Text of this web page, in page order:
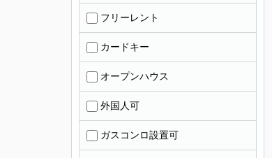
フリーレント
カードキー
オープンハウス
外国人可
ガスコンロ設置可